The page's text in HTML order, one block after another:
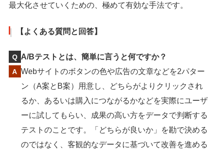
最大化させていくための、極めて有効な手法です。
【よくある質問と回答】
A/Bテストとは、簡単に言うと何ですか？
Webサイトのボタンの色や広告の文章などを2パター
ン（A案とB案）用意し、どちらがよりクリックされ
るか、あるいは購入につながるかなどを実際にユーザ
ーに試してもらい、成果の高い方をデータで判断する
テストのことです。「どちらが良いか」を勘で決める
のではなく、客観的なデータに基づいて改善を進める